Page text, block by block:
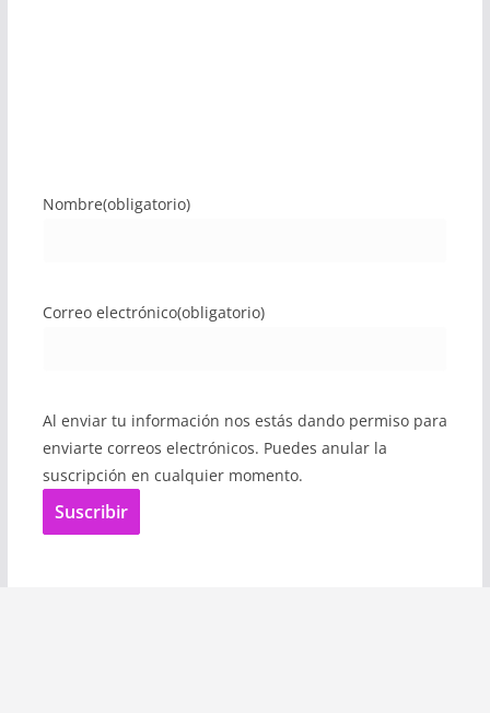
Nombre(obligatorio)
Correo electrónico(obligatorio)
Al enviar tu información nos estás dando permiso para
enviarte correos electrónicos. Puedes anular la
suscripción en cualquier momento.
Suscribir